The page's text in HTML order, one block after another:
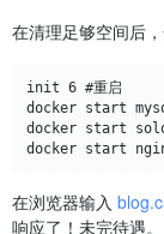
在清理足够空间后，
init 6 #重启
docker start
docker start
在浏览器输入
响应了！未完待遇。